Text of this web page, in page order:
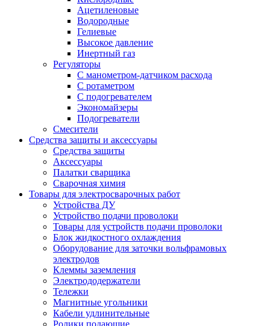
Ацетиленовые
Водородные
Гелиевые
Высокое давление
Инертный газ
Регуляторы
С манометром-датчиком расхода
С ротаметром
С подогревателем
Экономайзеры
Подогреватели
Смесители
Средства защиты и аксессуары
Средства защиты
Аксессуары
Палатки сварщика
Сварочная химия
Товары для электросварочных работ
Устройства ДУ
Устройство подачи проволоки
Товары для устройств подачи проволоки
Блок жидкостного охлаждения
Оборудование для заточки вольфрамовых
электродов
Клеммы заземления
Электрододержатели
Тележки
Магнитные угольники
Кабели удлинительные
Ролики подающие